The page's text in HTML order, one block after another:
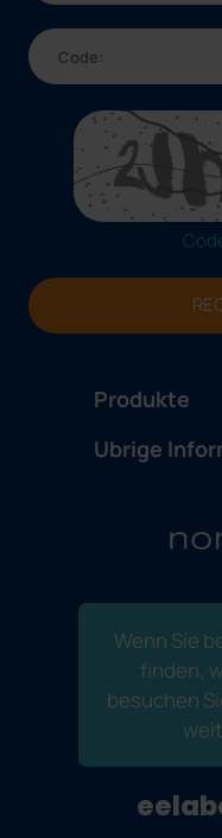
Produkte
Ubrige
Wenn Sie
finden,
besuchen